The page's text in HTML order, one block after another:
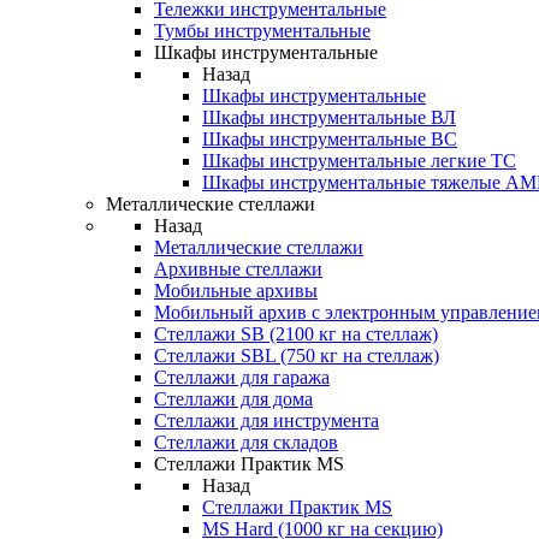
Тележки инструментальные
Тумбы инструментальные
Шкафы инструментальные
Назад
Шкафы инструментальные
Шкафы инструментальные ВЛ
Шкафы инструментальные ВС
Шкафы инструментальные легкие ТС
Шкафы инструментальные тяжелые
Металлические стеллажи
Назад
Металлические стеллажи
Архивные стеллажи
Мобильные архивы
Мобильный архив с электронным
Стеллажи SB (2100 кг на стеллаж)
Стеллажи SBL (750 кг на стеллаж)
Стеллажи для гаража
Стеллажи для дома
Стеллажи для инструмента
Стеллажи для складов
Стеллажи Практик MS
Назад
Стеллажи Практик MS
MS Hard (1000 кг на секцию)